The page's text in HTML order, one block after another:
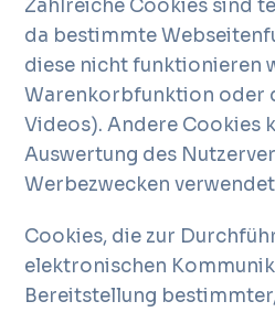
Zahlreiche Cookies sind
da bestimmte
diese nicht funktionieren
Warenkorbfunktion oder
Videos). Andere Cookies
Auswertung des
Werbezwecken
Cookies, die zur
elektronischen
Bereitstellung